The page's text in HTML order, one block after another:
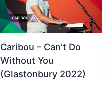
Caribou – Can’t Do
Without You
(Glastonbury 2022)